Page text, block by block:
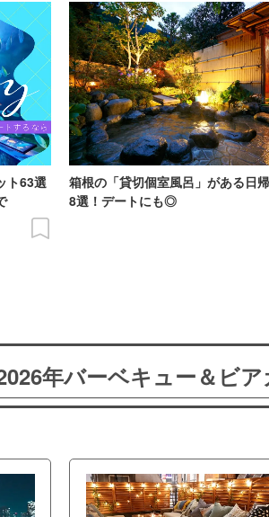
ト63選
箱根の「貸切個室風呂」がある日
8選！デートにも◎
年バーベキュー＆ビ